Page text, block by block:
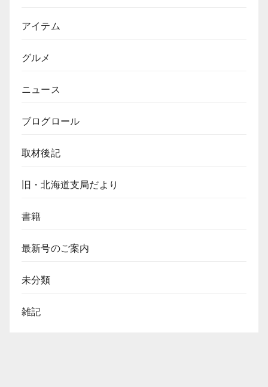
アイテム
グルメ
ニュース
ブログロール
取材後記
旧・北海道支局だより
書籍
最新号のご案内
未分類
雑記